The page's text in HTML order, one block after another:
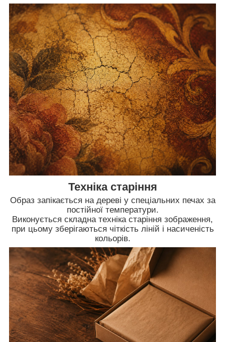
Техніка старіння
Образ запікається на дереві у спеціальних печах за
постійної температури.
Виконується складна техніка старіння зображення,
при цьому зберігаються чіткість ліній і насиченість
кольорів.